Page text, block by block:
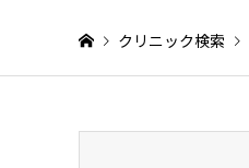
クリニック検索